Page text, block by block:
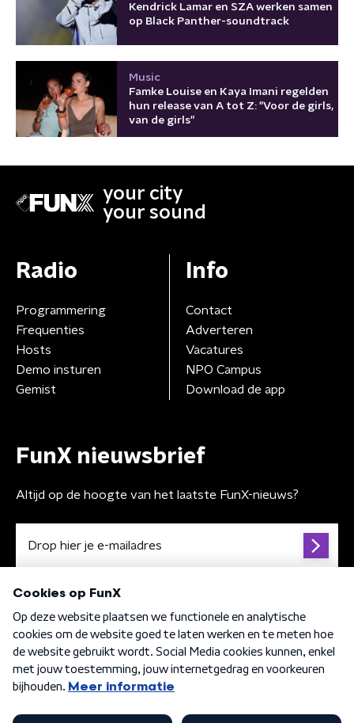
Kendrick Lamar en SZA werken samen
op Black Panther-soundtrack
Music
Famke Louise en Kaya Imani regelden
hun release van A tot Z: "Voor de girls,
van de girls"
your city
your sound
Radio
Programmering
Frequenties
Hosts
Demo insturen
Gemist
Info
Contact
Adverteren
Vacatures
NPO Campus
Download de app
FunX nieuwsbrief
Altijd op de hoogte van het laatste FunX-nieuws?
Algemene voorwaarden Privacybeleid